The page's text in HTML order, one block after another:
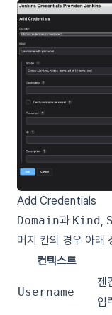
Add Credentials
Domain과 Kind
머지 칸의 경우 아래
컨텍스트
Username
젠
입